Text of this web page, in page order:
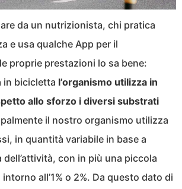
da un nutrizionista, chi pratica
e usa qualche App per il
proprie prestazioni lo sa bene:
in bicicletta l’organismo utilizza in
allo sforzo i diversi substrati
il nostro organismo utilizza
in quantità variabile in base a
con in più una piccola
all’1% o 2%. Da questo dato di